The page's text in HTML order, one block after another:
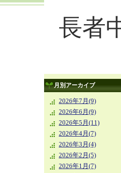
長者
月別アーカイブ
2026年7月(9)
2026年6月(9)
2026年5月(11)
2026年4月(7)
2026年3月(4)
2026年2月(5)
2026年1月(7)